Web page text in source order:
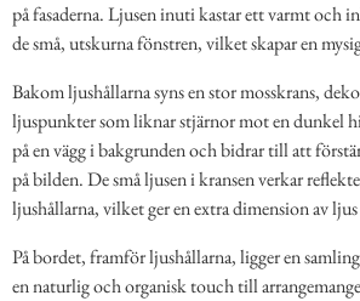
på fasaderna. Ljusen inuti kastar ett varmt och
de små, utskurna fönstren, vilket skapar en
Bakom ljushållarna syns en stor mosskrans,
ljuspunkter som liknar stjärnor mot en dunkel
på en vägg i bakgrunden och bidrar till att
på bilden. De små ljusen i kransen verkar
ljushållarna, vilket ger en extra dimension av
På bordet, framför ljushållarna, ligger en
en naturlig och organisk touch till